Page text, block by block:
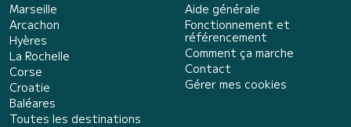
Marseille
Arcachon
Hyères
La Rochelle
Corse
Croatie
Baléares
Toutes les destinations
Aide générale
Fonctionnement et
référencement
Comment ça marche
Contact
Gérer mes cookies